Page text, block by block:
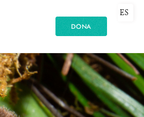
DONA
ES